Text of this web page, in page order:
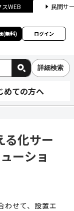
WEB 民間サ
(無料) ログイン
詳細検索
めての方へ
る化サー
ーショ
わせて、設置エ